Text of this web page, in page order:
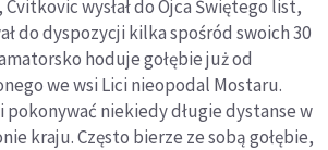
wysłał do Ojca Świętego list,
do dyspozycji kilka spośród swoich 30
hoduje gołębie już od
we wsi Lici nieopodal Mostaru.
pokonywać niekiedy długie dystanse w
kraju. Często bierze ze sobą gołębie,